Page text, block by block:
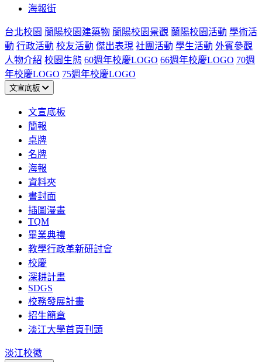
海報街
台北校園 蘭陽校園建築物 蘭陽校園景觀 蘭陽校園活動 學術活
動 行政活動 校友活動 傑出表現 社團活動 學生活動 外賓參觀
人物介紹 校園生態 60週年校慶LOGO 66週年校慶LOGO 70週
年校慶LOGO 75週年校慶LOGO
文宣底板
文宣底板
簡報
桌牌
名牌
海報
資料夾
書封面
插圖漫畫
TQM
畢業典禮
教學行政革新研討會
校慶
深耕計畫
SDGS
校務發展計畫
招生簡章
淡江大學首頁刊頭
淡江校徽